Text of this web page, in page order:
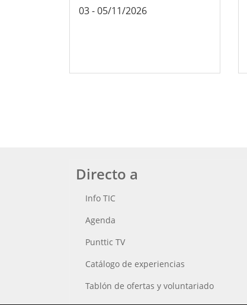
03-05/11/2026
Directo a
Info TIC
Agenda
Punttic TV
Catálogo de experiencias
Tablón de ofertas y voluntariado